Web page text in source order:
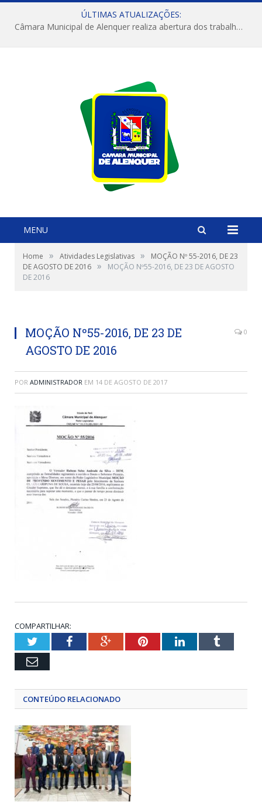
ÚLTIMAS ATUALIZAÇÕES:
Câmara Municipal de Alenquer realiza abertura dos trabalhos do 4º Período Legislativo
MENU
Home » Atividades Legislativas »
MOÇÃO Nº 55-2016, DE 23
DE AGOSTO DE 2016 »
MOÇÃO Nº55-2016, DE 23 DE AGOSTO
DE 2016
MOÇÃO Nº55-2016, DE 23 DE
AGOSTO DE 2016
0
POR ADMINISTRADOR EM 14 DE AGOSTO DE 2017
COMPARTILHAR:
TwitterFacebookGoogle+PinterestLinkedInTumblr
Email
CONTEÚDO RELACIONADO